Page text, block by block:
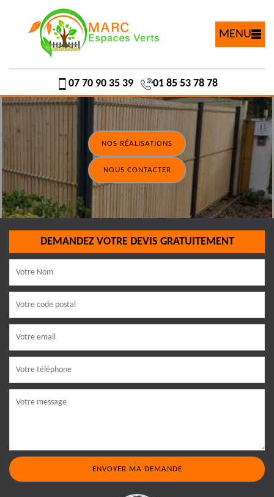
MENU
07 70 90 35 39 01 85 53 78 78
NOS RÉALISATIONS
NOUS CONTACTER
DEMANDEZ VOTRE DEVIS GRATUITEMENT